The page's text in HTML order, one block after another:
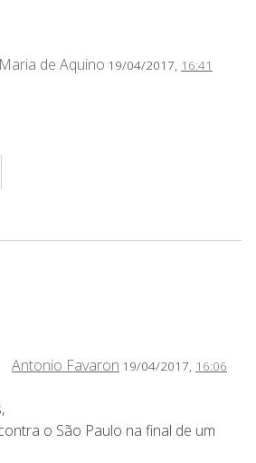
de Aquino 19/04/2017, 16:41
Antonio Favaron 19/04/2017, 16:06
o São Paulo na final de um